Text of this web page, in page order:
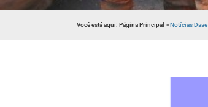
Você está aqui:Página Principal>Notícias Daae